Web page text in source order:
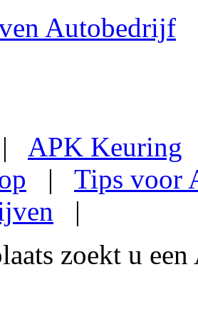
Autobedrijf
APK Keuring
| Tips voor
|
zoekt u